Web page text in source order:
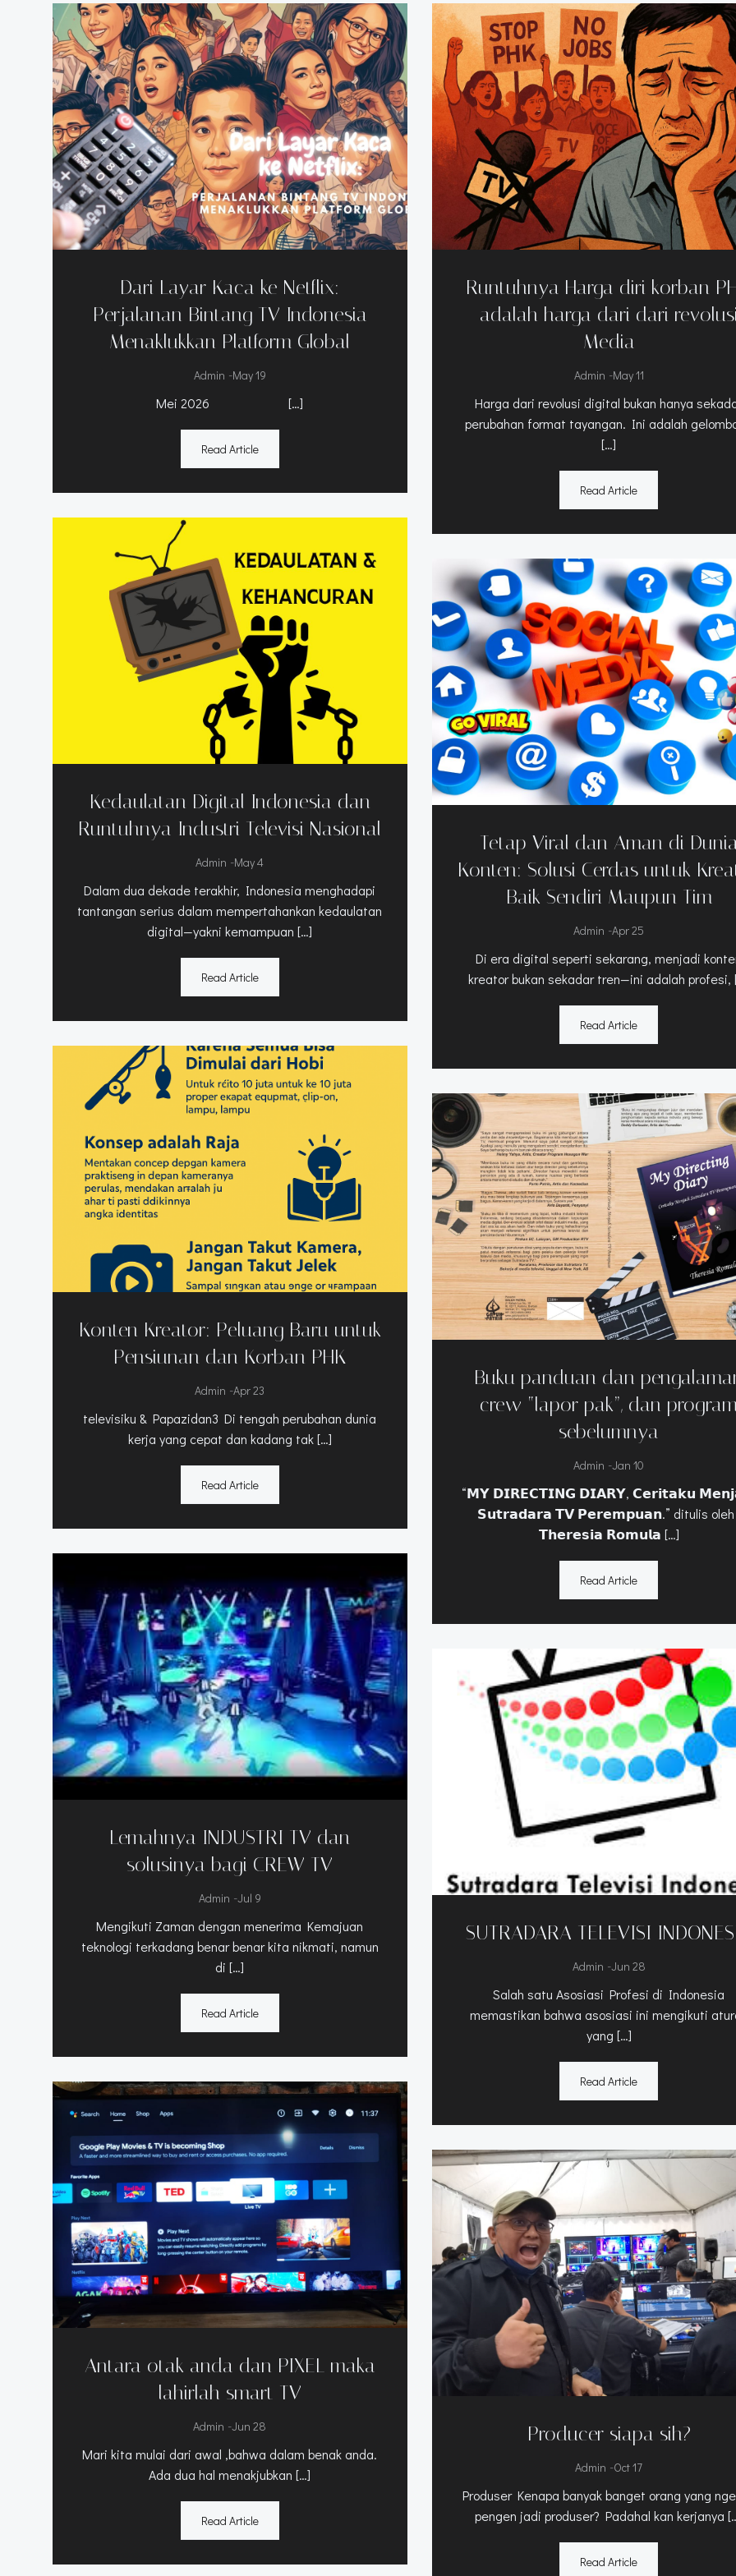
Dari Layar Kaca ke Netflix:
Perjalanan Bintang TV Indonesia
Menaklukkan Platform Global
Admin -May 19
Mei 2026 […]
Read Article
Runtuhnya Harga diri korban
adalah harga dari dari
Media
Admin -May 11
Harga dari revolusi digital bukan hanya
perubahan format tayangan. Ini adalah
[…]
Read Article
Kedaulatan Digital Indonesia dan
Runtuhnya Industri Televisi Nasional
Admin -May 4
Dalam dua dekade terakhir, Indonesia menghadapi
tantangan serius dalam mempertahankan kedaulatan
digital—yakni kemampuan […]
Read Article
Tetap Viral dan Aman di
Konten: Solusi Cerdas untuk
Baik Sendiri Maupun Tim
Admin -Apr 25
Di era digital seperti sekarang, menjadi
kreator bukan sekadar tren—ini adalah profesi,
Read Article
Konten Kreator: Peluang Baru untuk
Pensiunan dan Korban PHK
Admin -Apr 23
televisiku & Papazidan3 Di tengah perubahan dunia
kerja yang cepat dan kadang tak […]
Read Article
Buku panduan dan
crew “lapor pak”, dan
sebelumnya
Admin -Jan 10
“𝗠𝗬 𝗗𝗜𝗥𝗘𝗖𝗧𝗜𝗡𝗚 𝗗𝗜𝗔𝗥𝗬, 𝗖𝗲𝗿𝗶𝘁𝗮𝗸𝘂
𝗦𝘂𝘁𝗿𝗮𝗱𝗮𝗿𝗮 𝗧𝗩 𝗣𝗲𝗿𝗲𝗺𝗽𝘂𝗮𝗻.” ditulis oleh
𝗧𝗵𝗲𝗿𝗲𝘀𝗶𝗮 𝗥𝗼𝗺𝘂𝗹𝗮 […]
Read Article
Lemahnya INDUSTRI TV dan
solusinya bagi CREW TV
Admin -Jul 9
Mengikuti Zaman dengan menerima Kemajuan
teknologi terkadang benar benar kita nikmati, namun
di […]
Read Article
SUTRADARA TELEVISI
Admin -Jun 28
Salah satu Asosiasi Profesi di Indonesia
memastikan bahwa asosiasi ini mengikuti
yang […]
Read Article
Antara otak anda dan PIXEL maka
lahirlah smart TV
Admin -Jun 28
Mari kita mulai dari awal ,bahwa dalam benak anda.
Ada dua hal menakjubkan […]
Read Article
Producer siapa sih?
Admin -Oct 17
Produser Kenapa banyak banget orang yang
pengen jadi produser? Padahal kan kerjanya
Read Article